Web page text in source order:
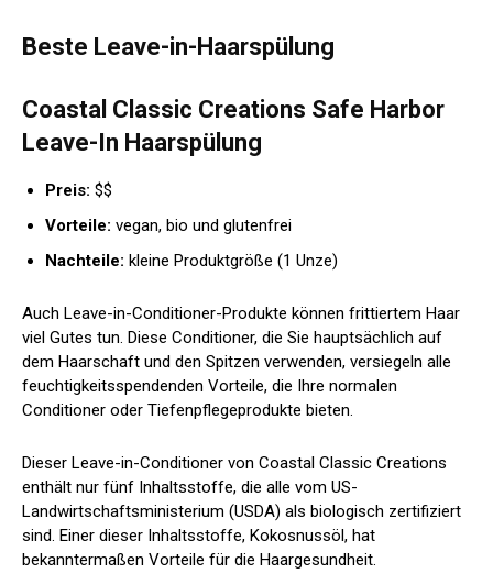
Beste Leave-in-Haarspülung
Coastal Classic Creations Safe Harbor
Leave-In Haarspülung
Preis: $$
Vorteile: vegan, bio und glutenfrei
Nachteile: kleine Produktgröße (1 Unze)
Auch Leave-in-Conditioner-Produkte können frittiertem Haar
viel Gutes tun. Diese Conditioner, die Sie hauptsächlich auf
dem Haarschaft und den Spitzen verwenden, versiegeln alle
feuchtigkeitsspendenden Vorteile, die Ihre normalen
Conditioner oder Tiefenpflegeprodukte bieten.
Dieser Leave-in-Conditioner von Coastal Classic Creations
enthält nur fünf Inhaltsstoffe, die alle vom US-
Landwirtschaftsministerium (USDA) als biologisch zertifiziert
sind. Einer dieser Inhaltsstoffe, Kokosnussöl, hat
bekanntermaßen Vorteile für die Haargesundheit.